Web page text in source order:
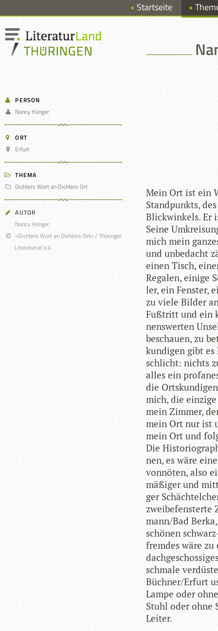
Startseite
PERSON
Nancy Hünger
ORT
Erfurt
THEMA
Dichters Wort an Dichters Ort
AUTOR
Nancy Hünger
»Dichters Wort an Dichters Ort« / Thüringer
Literaturrat e.V.
Mein Ort ist ein
Stand­punkts,
Blick­win­kels. Er
Seine
mich mein
und unbe­dacht
einen Tisch,
Rega­len, einige
ler, ein Fens­ter,
zu viele Bil­der
Fuß­tritt und ein
nens­wer­ten
beschauen, zu
kun­di­gen gibt es
schlicht: nichts
alles ein
die
mich, die
mein Zim­mer,
mein Ort nur ist
mein Ort und
Die
nen, es wäre
von­nö­ten, also
mäßi­ger und
ger
zwei­be­fens­terte
man­n/­Bad
schö­nen
frem­des wäre zu
schmale
Büchner/Erfurt
Lampe oder
Stuhl oder ohne
Leiter.